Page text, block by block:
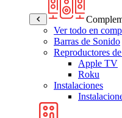
Ver todo en
Barras de Sonido
Reproductores
Apple TV
Roku
Instalaciones